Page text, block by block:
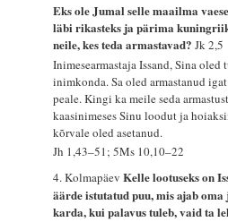
Eks ole Jumal selle maailma
läbi rikasteks ja pärima
neile, kes teda armastavad?Jk 2,5
Inimesearmastaja Issand, Sina oled
inimkonda. Sa oled armastanud
peale. Kingi ka meile seda
kaasinimeses Sinu loodut ja
kõrvale oled asetanud.
Jh 1,43–51; 5Ms 10,10–22
4. KolmapäevKelle lootuseks on
äärde istutatud puu, mis ajab
karda, kui palavus tuleb, vaid ta